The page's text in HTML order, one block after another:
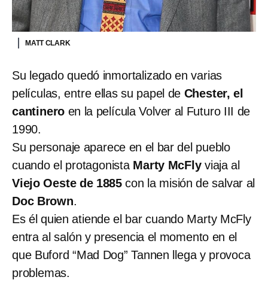
MATT CLARK
Su legado quedó inmortalizado en varias
películas, entre ellas su papel de Chester, el
cantinero en la película Volver al Futuro III de
1990.
Su personaje aparece en el bar del pueblo
cuando el protagonista Marty McFlyviaja al
Viejo Oeste de 1885 con la misión de salvar al
Doc Brown.
Es él quien atiende el bar cuando Marty McFly
entra al salón y presencia el momento en el
que Buford “Mad Dog” Tannen llega y provoca
problemas.